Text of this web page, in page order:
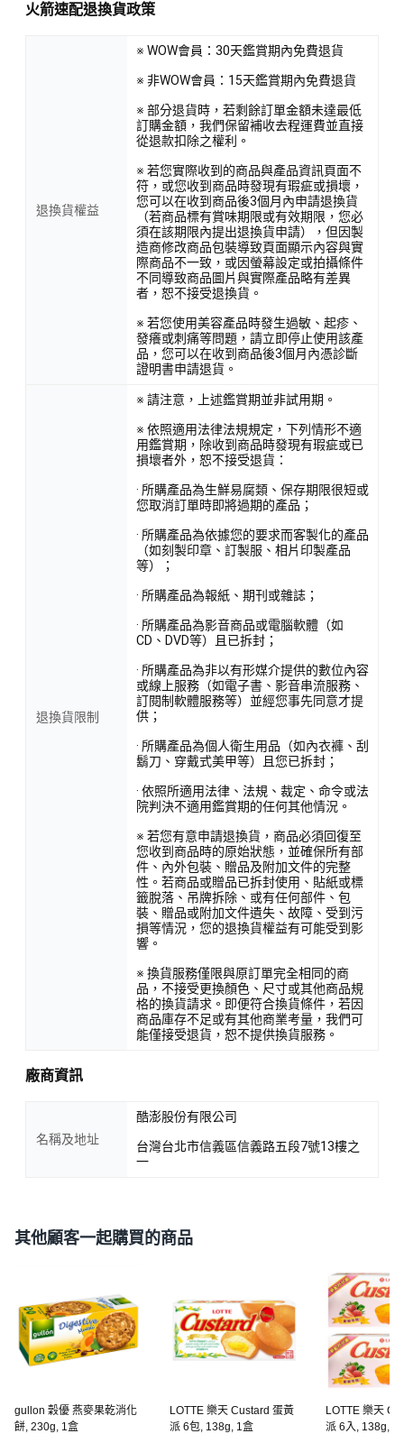
火箭速配退換貨政策
退換貨權益
※ WOW會員：30天鑑賞期內免費退貨
※ 非WOW會員：15天鑑賞期內免費退貨
※ 部分退貨時，若剩餘訂單金額未達最低
訂購金額，我們保留補收去程運費並直接
從退款扣除之權利。
※ 若您實際收到的商品與產品資訊頁面不
符，或您收到商品時發現有瑕疵或損壞，
您可以在收到商品後3個月內申請退換貨
（若商品標有賞味期限或有效期限，您必
須在該期限內提出退換貨申請），但因製
造商修改商品包裝導致頁面顯示內容與實
際商品不一致，或因螢幕設定或拍攝條件
不同導致商品圖片與實際產品略有差異
者，恕不接受退換貨。
※ 若您使用美容產品時發生過敏、起疹、
發癢或刺痛等問題，請立即停止使用該產
品，您可以在收到商品後3個月內憑診斷
證明書申請退貨。
退換貨限制
※ 請注意，上述鑑賞期並非試用期。
※ 依照適用法律法規規定，下列情形不適
用鑑賞期，除收到商品時發現有瑕疵或已
損壞者外，恕不接受退貨：
· 所購產品為生鮮易腐類、保存期限很短或
您取消訂單時即將過期的產品；
· 所購產品為依據您的要求而客製化的產品
（如刻製印章、訂製服、相片印製產品
等）；
· 所購產品為報紙、期刊或雜誌；
· 所購產品為影音商品或電腦軟體（如
CD、DVD等）且已拆封；
· 所購產品為非以有形媒介提供的數位內容
或線上服務（如電子書、影音串流服務、
訂閱制軟體服務等）並經您事先同意才提
供；
· 所購產品為個人衛生用品（如內衣褲、刮
鬍刀、穿戴式美甲等）且您已拆封；
· 依照所適用法律、法規、裁定、命令或法
院判決不適用鑑賞期的任何其他情況。
※ 若您有意申請退換貨，商品必須回復至
您收到商品時的原始狀態，並確保所有部
件、內外包裝、贈品及附加文件的完整
性。若商品或贈品已拆封使用、貼紙或標
籤脫落、吊牌拆除、或有任何部件、包
裝、贈品或附加文件遺失、故障、受到污
損等情況，您的退換貨權益有可能受到影
響。
※ 換貨服務僅限與原訂單完全相同的商
品，不接受更換顏色、尺寸或其他商品規
格的換貨請求。即便符合換貨條件，若因
商品庫存不足或有其他商業考量，我們可
能僅接受退貨，恕不提供換貨服務。
廠商資訊
名稱及地址
酷澎股份有限公司
台灣台北市信義區信義路五段7號13樓之
一
其他顧客一起購買的商品
gullon 穀優 燕麥果乾消化
餅, 230g, 1盒
LOTTE 樂天 Custard 蛋黃
派 6包, 138g, 1盒
LOTTE 樂天
派 6入, 138g, 2